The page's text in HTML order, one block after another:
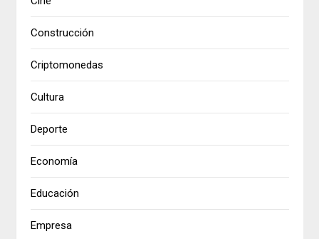
Construcción
Criptomonedas
Cultura
Deporte
Economía
Educación
Empresa